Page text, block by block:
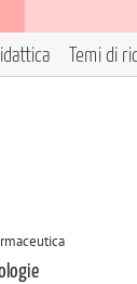
Temi di